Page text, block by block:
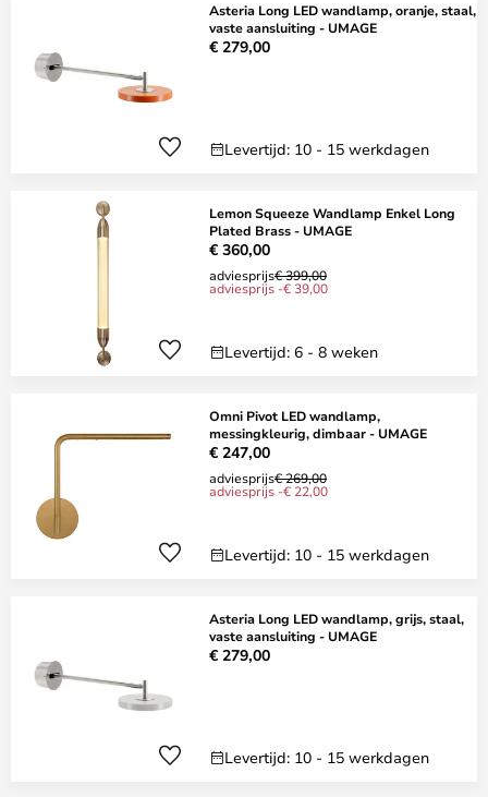
Asteria Long LED wandlamp, oranje, staal,
vaste aansluiting - UMAGE
€ 279,00
Levertijd: 10 - 15 werkdagen
Lemon Squeeze Wandlamp Enkel Long
Plated Brass - UMAGE
€ 360,00
adviesprijs€ 399,00
adviesprijs -€ 39,00
Levertijd: 6 - 8 weken
Omni Pivot LED wandlamp,
messingkleurig, dimbaar - UMAGE
€ 247,00
adviesprijs€ 269,00
adviesprijs -€ 22,00
Levertijd: 10 - 15 werkdagen
Asteria Long LED wandlamp, grijs, staal,
vaste aansluiting - UMAGE
€ 279,00
Levertijd: 10 - 15 werkdagen